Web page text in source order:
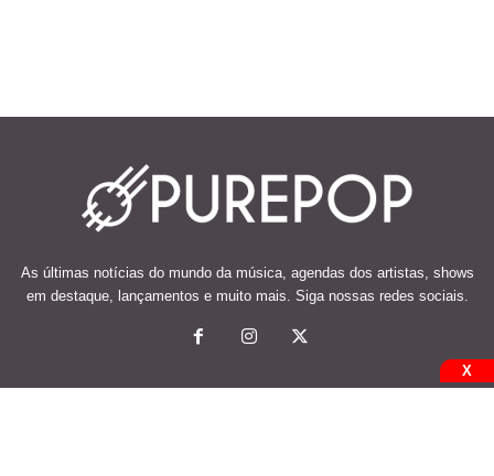
As últimas notícias do mundo da música, agendas dos artistas, shows
em destaque, lançamentos e muito mais. Siga nossas redes sociais.
X